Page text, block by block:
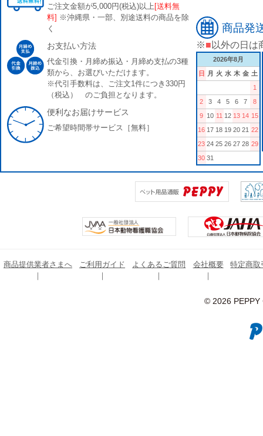
ご注文金額が5,000円(税込)以上 [送料無
料] ※沖縄県・一部、別途送料の商品を除
く
お支払い方法
代金引換・月締め振込・月締め支払の3種
類から、お選びいただけます。
※代引手数料は、ご注文1件につき330円
（税込） のご負担となります。
便利なお届けサービス
ご希望時間帯サービス［無料］
商品発
※■ 以外の日は
2026年8月
日
月 火 水 木 金 土
1
2
3 4 5 6 7
8
9 10 11 12 13 14 15
16 17 18 19 20 21 22
23 24 25 26 27 28 29
30 31
商品提供業者さまへ ご利用ガイド よくあるご質問 会社概要 特定商取
© 2026 PEPPY